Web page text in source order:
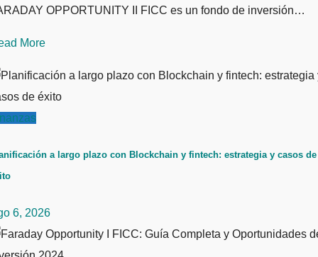
OPPORTUNITY II FICC es un fondo de inversión…
More
a largo plazo con Blockchain y fintech: estrategia y casos de
6, 2026